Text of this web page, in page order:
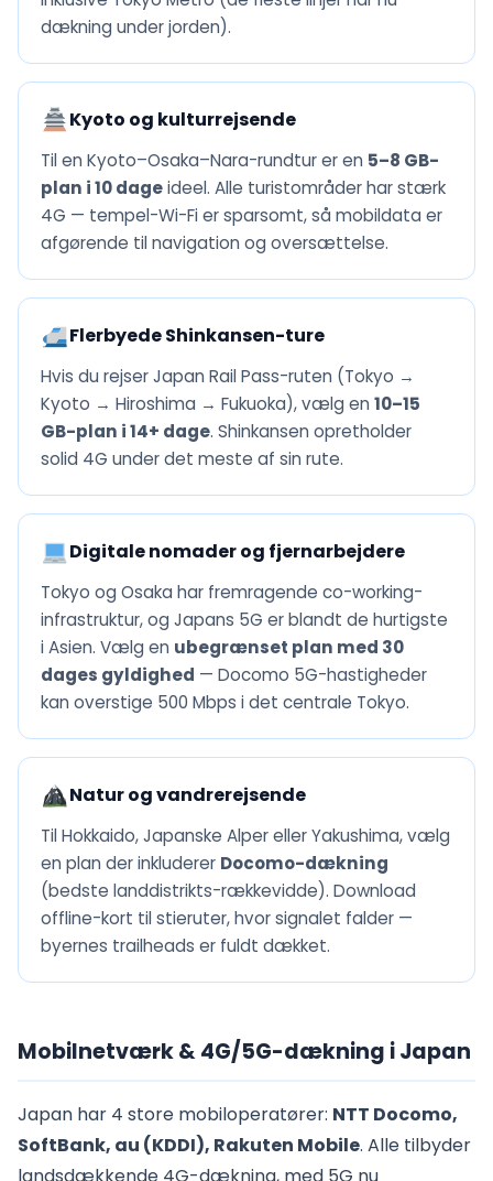
dækning under jorden).
Kyoto og kulturrejsende
Til en Kyoto–Osaka–Nara-rundtur er en 5–8 GB-
plan i 10 dageideel. Alle turistområder har stærk
4G — tempel-Wi-Fi er sparsomt, så mobildata er
afgørende til navigation og oversættelse.
Flerbyede Shinkansen-ture
Hvis du rejser Japan Rail Pass-ruten (Tokyo →
Kyoto → Hiroshima → Fukuoka), vælg en 10–15
GB-plan i 14+ dage. Shinkansen opretholder
solid 4G under det meste af sin rute.
Digitale nomader og fjernarbejdere
Tokyo og Osaka har fremragende co-working-
infrastruktur, og Japans 5G er blandt de hurtigste
i Asien. Vælg en ubegrænset plan med 30
dages gyldighed — Docomo 5G-hastigheder
kan overstige 500 Mbps i det centrale Tokyo.
Natur og vandrerejsende
Til Hokkaido, Japanske Alper eller Yakushima, vælg
en plan der inkluderer Docomo-dækning
(bedste landdistrikts-rækkevidde). Download
offline-kort til stieruter, hvor signalet falder —
byernes trailheads er fuldt dækket.
Mobilnetværk & 4G/5G-dækning i Japan
Japan har 4 store mobiloperatører: NTT Docomo,
SoftBank, au (KDDI), Rakuten Mobile. Alle tilbyder